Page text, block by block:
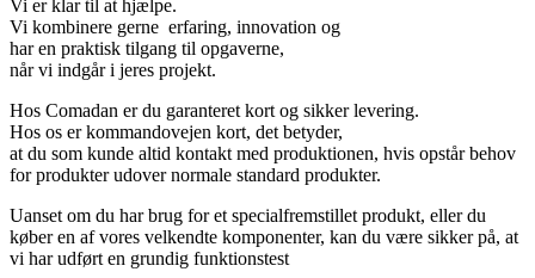
Vi er klar til at hjælpe.
Vi kombinere gerne erfaring, innovation og
har en praktisk tilgang til opgaverne,
når vi indgår i jeres projekt.
Hos Comadan er du garanteret kort og sikker levering.
Hos os er kommandovejen kort, det betyder,
at du som kunde altid kontakt med produktionen, hvis opstår behov
for produkter udover normale standard produkter.
Uanset om du har brug for et specialfremstillet produkt, eller du
køber en af ​​vores velkendte komponenter, kan du være sikker på, at
vi har udført en grundig funktionstest